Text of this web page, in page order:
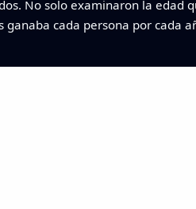
No solo examinaron la edad
ganaba cada persona por cada